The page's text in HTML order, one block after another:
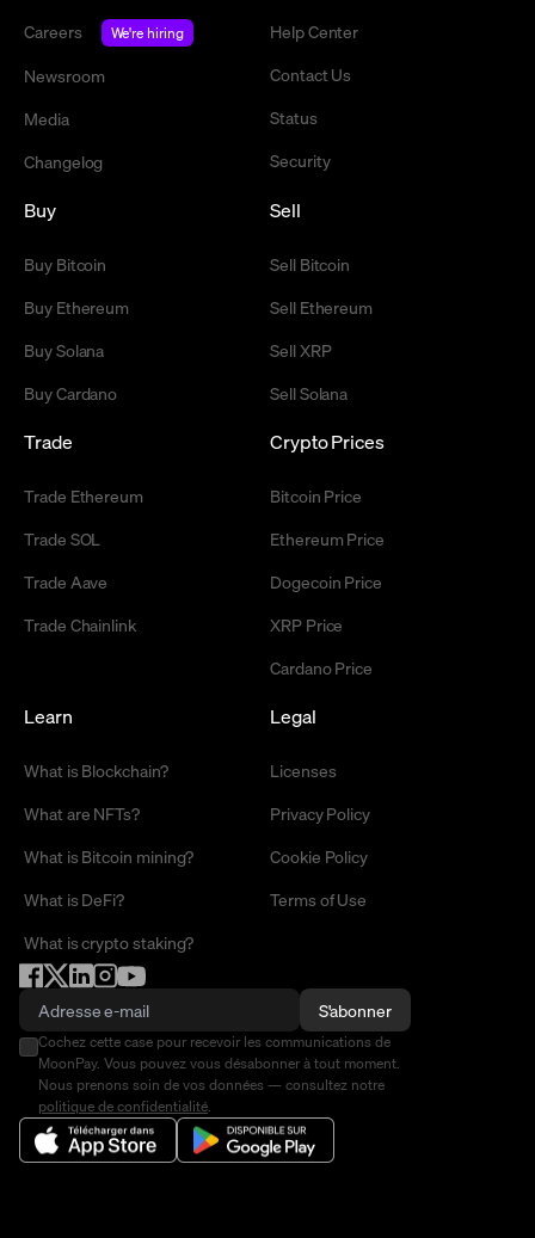
Careers
We're hiring
Newsroom
Media
Changelog
Help Center
Contact Us
Status
Security
Buy
Buy Bitcoin
Buy Ethereum
Buy Solana
Buy Cardano
Sell
Sell Bitcoin
Sell Ethereum
Sell XRP
Sell Solana
Trade
Trade Ethereum
Trade SOL
Trade Aave
Trade Chainlink
Crypto Prices
Bitcoin Price
Ethereum Price
Dogecoin Price
XRP Price
Cardano Price
Learn
What is Blockchain?
What are NFTs?
What is Bitcoin mining?
What is DeFi?
What is crypto staking?
Legal
Licenses
Privacy Policy
Cookie Policy
Terms of Use
S'abonner
Cochez cette case pour recevoir les communications de
MoonPay. Vous pouvez vous désabonner à tout moment.
Nous prenons soin de vos données — consultez notre
politique de confidentialité.